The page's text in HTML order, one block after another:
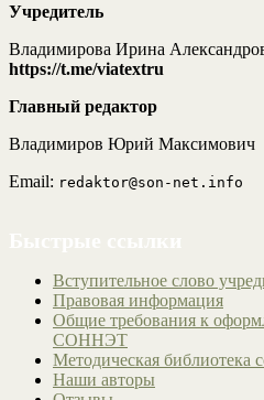
Учредитель
Владимирова Ирина
https://t.me/viatextru
Главный редактор
Владимиров Юрий Максимович
Email: redaktor@son-net.info
Вступительное слово
Правовая информация
Общие требования к
СОННЭТ
Методическая библиотека
Наши авторы